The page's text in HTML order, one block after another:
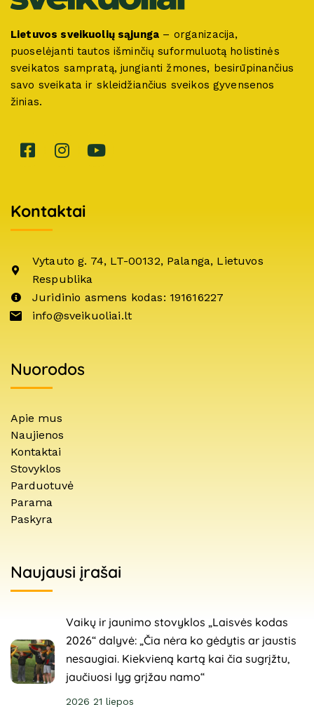
Lietuvos sveikuolių sąjunga – organizacija,
puoselėjanti tautos išminčių suformuluotą holistinės
sveikatos sampratą, jungianti žmones, besirūpinančius
savo sveikata ir skleidžiančius sveikos gyvensenos
žinias.
Kontaktai
Vytauto g. 74, LT-00132, Palanga, Lietuvos
Respublika
Juridinio asmens kodas: 191616227
info@sveikuoliai.lt
Nuorodos
Apie mus
Naujienos
Kontaktai
Stovyklos
Parduotuvė
Parama
Paskyra
Naujausi įrašai
Vaikų ir jaunimo stovyklos „Laisvės kodas
2026“ dalyvė: „Čia nėra ko gėdytis ar jaustis
nesaugiai. Kiekvieną kartą kai čia sugrįžtu,
jaučiuosi lyg grįžau namo“
2026 21 liepos